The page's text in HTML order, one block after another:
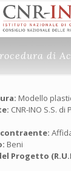
di
Modello
CNR-INO S.S. di
Beni
Progetto